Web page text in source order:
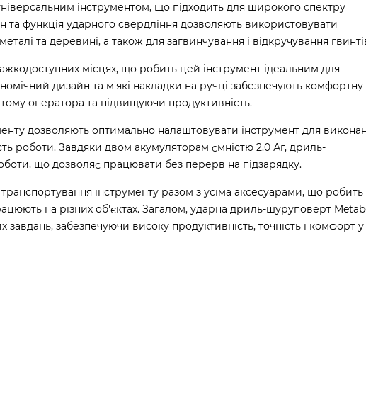
інструментом, що підходить для широкого спектру
функція ударного свердління дозволяють використовувати
та деревині, а також для загвинчування і відкручування
місцях, що робить цей інструмент ідеальним для
дизайн та м'які накладки на ручці забезпечують комфортну
оператора та підвищуючи продуктивність.
дозволяють оптимально налаштовувати інструмент для
роботи. Завдяки двом акумуляторам ємністю 2.0 Аг, дриль-
що дозволяє працювати без перерв на підзарядку.
інструменту разом з усіма аксесуарами, що робить
на різних об'єктах. Загалом, ударна дриль-шуруповерт
забезпечуючи високу продуктивність, точність і комфорт у